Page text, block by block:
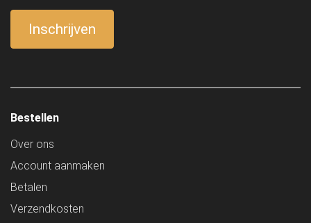
Bestellen
Over ons
Account aanmaken
Betalen
Verzendkosten